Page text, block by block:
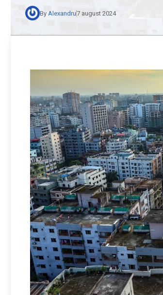
By Alexandru7 august 2024